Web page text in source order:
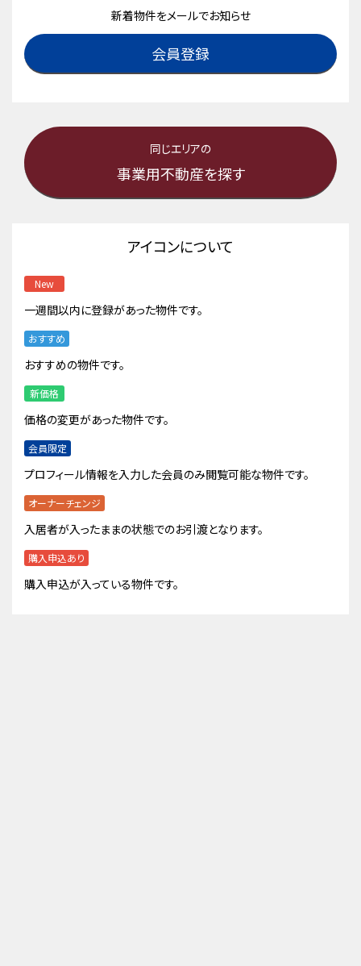
新着物件をメールでお知らせ
会員登録
同じエリアの
事業用不動産を探す
アイコンについて
New
一週間以内に登録があった物件です。
おすすめ
おすすめの物件です。
新価格
価格の変更があった物件です。
会員限定
プロフィール情報を入力した会員のみ閲覧可能な物件です。
オーナーチェンジ
入居者が入ったままの状態でのお引渡となります。
購入申込あり
購入申込が入っている物件です。